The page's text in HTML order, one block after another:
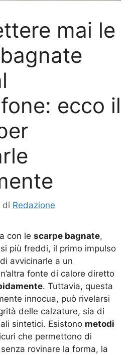
mai le
ecco il
di Redazione
con le scarpe bagnate,
più freddi, il primo impulso
avvicinarle a un
fonte di calore diretto
. Tuttavia, questa
innocua, può rivelarsi
delle calzature, sia di
sintetici. Esistono metodi
che permettono di
rovinare la forma, la